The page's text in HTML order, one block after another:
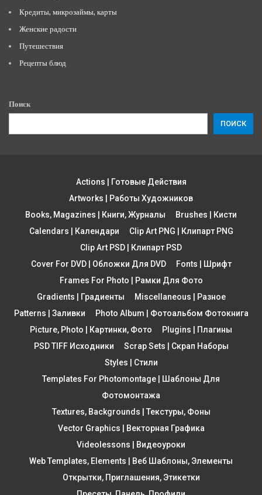
Кредиты, микрозаймы, карты
Женские радости
Путешествия
Рецепты блюд
Поиск
ПОИСК
Actions | Готовые Действия
Artworks | Работы Художников
Books, Magazines | Книги, Журналы
Brushes | Кисти
Calendars | Календари
Clip Art PNG | Клипарт PNG
Clip Art PSD | Клипарт PSD
Cover For DVD | Обложки Для DVD
Fonts | Шрифт
Frames For Photo | Рамки Для Фото
Gradients | Градиенты
Miscellaneous | Разное
Patterns | Заливки
Photo Album | Фотоальбом Фотокнига
Picture, Photo | Картинки, Фото
Plugins | Плагины
PSD TIFF Исходники
Scrap Sets | Скрап Наборы
Styles | Стили
Templates For Photomontage | Шаблоны Для
Фотомонтажа
Textures, Backgrounds | Текстуры, Фоны
Vector Graphics | Векторная Графика
Videolessons | Видеоуроки
Web Templates, Elements | Веб Шаблоны, Элементы
Открытки, Приглашения, Этикетки